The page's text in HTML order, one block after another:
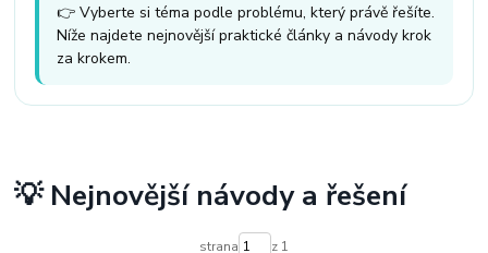
👉 Vyberte si téma podle problému, který právě řešíte.
Níže najdete nejnovější praktické články a návody krok
za krokem.
💡 Nejnovější návody a řešení
strana z 1